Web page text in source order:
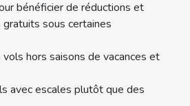
bénéficier de réductions et
sous certaines
hors saisons de vacances et
avec escales plutôt que des